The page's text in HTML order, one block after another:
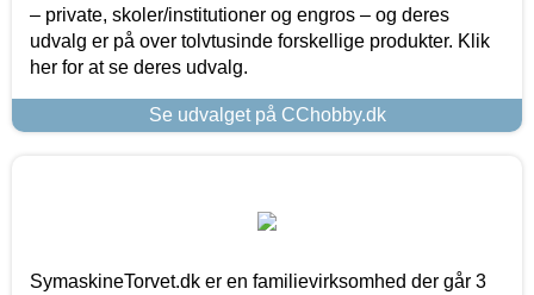
– private, skoler/institutioner og engros – og deres
udvalg er på over tolvtusinde forskellige produkter. Klik
her for at se deres udvalg.
Se udvalget på CChobby.dk
SymaskineTorvet.dk er en familievirksomhed der går 3